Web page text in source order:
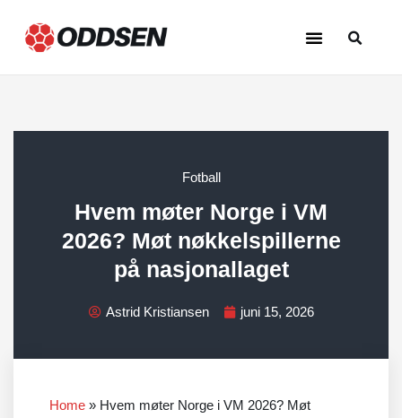
Hopp
Fotball
Hvem møter Norge i VM
2026? Møt nøkkelspillerne
på nasjonallaget
Astrid Kristiansen juni 15, 2026
Home » Hvem møter Norge i VM 2026? Møt